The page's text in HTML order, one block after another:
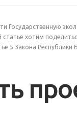
Государственную
статье хотим
5 Закона